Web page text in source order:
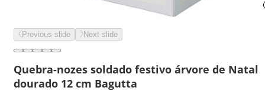
Previous slide Next slide
Quebra-nozes soldado festivo árvore de Natal
dourado 12 cm Bagutta